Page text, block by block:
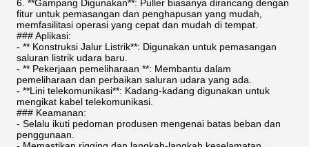
6. **Gampang Digunakan**: Puller biasanya dirancang dengan
fitur untuk pemasangan dan penghapusan yang mudah,
memfasilitasi operasi yang cepat dan mudah di tempat.
### Aplikasi:
- ** Konstruksi Jalur Listrik**: Digunakan untuk pemasangan
saluran listrik udara baru.
- ** Pekerjaan pemeliharaan **: Membantu dalam
pemeliharaan dan perbaikan saluran udara yang ada.
- **Lini telekomunikasi**: Kadang-kadang digunakan untuk
mengikat kabel telekomunikasi.
### Keamanan:
- Selalu ikuti pedoman produsen mengenai batas beban dan
penggunaan.